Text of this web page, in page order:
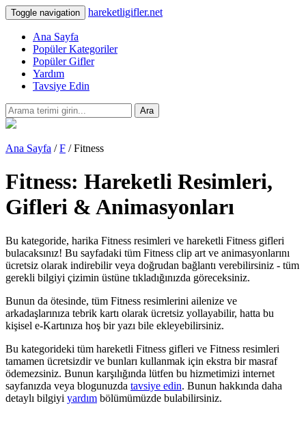
Toggle navigation hareketligifler.net
Ana Sayfa
Popüler Kategoriler
Popüler Gifler
Yardım
Tavsiye Edin
Ara
Ana Sayfa /F / Fitness
Fitness: Hareketli Resimleri,
Gifleri & Animasyonları
Bu kategoride, harika Fitness resimleri ve hareketli Fitness gifleri
bulacaksınız! Bu sayfadaki tüm Fitness clip art ve animasyonlarını
ücretsiz olarak indirebilir veya doğrudan bağlantı verebilirsiniz - tüm
gerekli bilgiyi çizimin üstüne tıkladığınızda göreceksiniz.
Bunun da ötesinde, tüm Fitness resimlerini ailenize ve
arkadaşlarınıza tebrik kartı olarak ücretsiz yollayabilir, hatta bu
kişisel e-Kartınıza hoş bir yazı bile ekleyebilirsiniz.
Bu kategorideki tüm hareketli Fitness gifleri ve Fitness resimleri
tamamen ücretsizdir ve bunları kullanmak için ekstra bir masraf
ödemezsiniz. Bunun karşılığında lütfen bu hizmetimizi internet
sayfanızda veya blogunuzda tavsiye edin. Bunun hakkında daha
detaylı bilgiyi yardım bölümümüzde bulabilirsiniz.